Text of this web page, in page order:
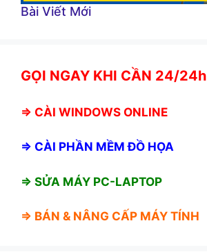
Bài Viết Mới
GỌI NGAY KHI CẦN 24/24h
⇒ CÀI WINDOWS ONLINE
⇒ CÀI PHẦN MỀM ĐỒ HỌA
⇒ SỬA MÁY PC-LAPTOP
⇒ BÁN & NÂNG CẤP MÁY TÍNH